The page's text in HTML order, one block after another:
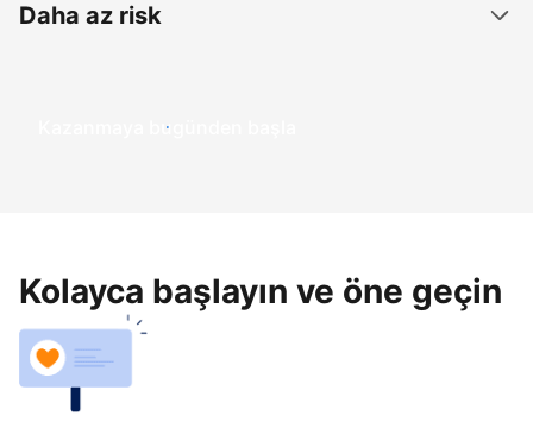
Daha az risk
Kazanmaya bugünden başla
Kolayca başlayın ve öne geçin